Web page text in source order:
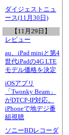
ダイジェストニュ
ース(11月30日)
【11月29日】
レビュー
au、iPad miniと第4
世代iPadの4G LTE
モデル価格を決定
iOSアプリ
「Twonky Beam」
がDTCP-IP対応。
iPhoneで地デジ番
組視聴
ソニーBDレコーダ